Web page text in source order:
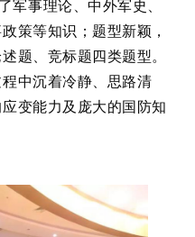
军事理论、中外军史、
策等知识；题型新颖，
题、竞标题四类题型。
中沉着冷静、思路清
变能力及庞大的国防知